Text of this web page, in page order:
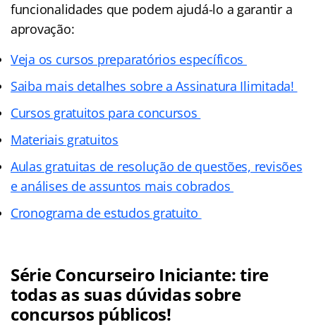
funcionalidades que podem ajudá-lo a garantir a
aprovação:
Veja os cursos preparatórios específicos
Saiba mais detalhes sobre a Assinatura Ilimitada!
Cursos gratuitos para concursos
Materiais gratuitos
Aulas gratuitas de resolução de questões, revisões
e análises de assuntos mais cobrados
Cronograma de estudos gratuito
Série Concurseiro Iniciante: tire
todas as suas dúvidas sobre
concursos públicos!